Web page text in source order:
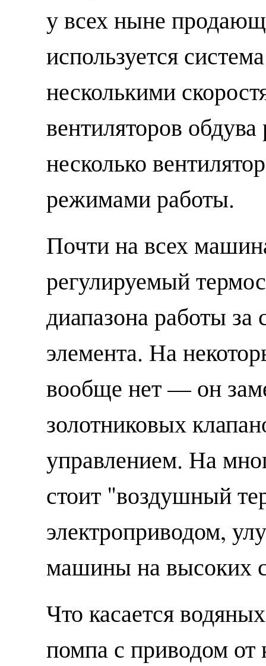
у всех ныне
используется
несколькими
вентиляторов
несколько
режимами работы.
Почти на всех
регулируемый
диапазона работы за
элемента. На
вообще нет — он
золотниковых
управлением. На
стоит "воздушный
электроприводом,
машины на высоких
Что касается
помпа с приводом от